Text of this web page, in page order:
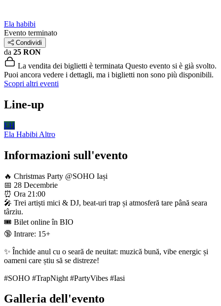
Ela habibi
Evento terminato
Condividi
da 25 RON
La vendita dei biglietti è terminata Questo evento si è già svolto.
Puoi ancora vedere i dettagli, ma i biglietti non sono più disponibili.
Scopri altri eventi
Line-up
EH
Ela Habibi Altro
Informazioni sull'evento
🔥 Christmas Party @SOHO Iași
📅 28 Decembrie
⏰ Ora 21:00
🎤 Trei artiști mici & DJ, beat-uri trap și atmosferă tare până seara
târziu.
🎟️ Bilet online în BIO
🔞 Intrare: 15+
✨ Închide anul cu o seară de neuitat: muzică bună, vibe energic și
oameni care știu să se distreze!
#SOHO #TrapNight #PartyVibes #Iasi
Galleria dell'evento